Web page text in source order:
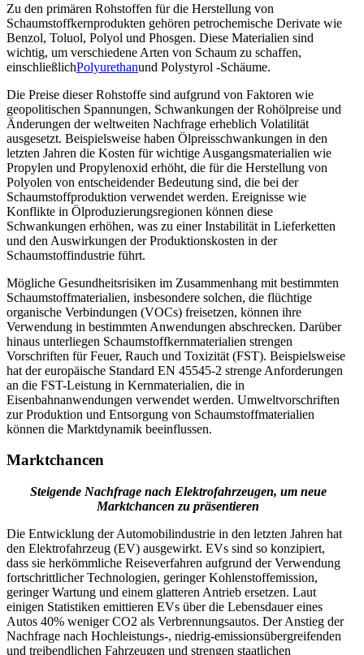
Zu den primären Rohstoffen für die Herstellung von
Schaumstoffkernprodukten gehören petrochemische Derivate wie
Benzol, Toluol, Polyol und Phosgen. Diese Materialien sind
wichtig, um verschiedene Arten von Schaum zu schaffen,
einschließlichPolyurethanund Polystyrol -Schäume.
Die Preise dieser Rohstoffe sind aufgrund von Faktoren wie
geopolitischen Spannungen, Schwankungen der Rohölpreise und
Änderungen der weltweiten Nachfrage erheblich Volatilität
ausgesetzt. Beispielsweise haben Ölpreisschwankungen in den
letzten Jahren die Kosten für wichtige Ausgangsmaterialien wie
Propylen und Propylenoxid erhöht, die für die Herstellung von
Polyolen von entscheidender Bedeutung sind, die bei der
Schaumstoffproduktion verwendet werden. Ereignisse wie
Konflikte in Ölproduzierungsregionen können diese
Schwankungen erhöhen, was zu einer Instabilität in Lieferketten
und den Auswirkungen der Produktionskosten in der
Schaumstoffindustrie führt.
Mögliche Gesundheitsrisiken im Zusammenhang mit bestimmten
Schaumstoffmaterialien, insbesondere solchen, die flüchtige
organische Verbindungen (VOCs) freisetzen, können ihre
Verwendung in bestimmten Anwendungen abschrecken. Darüber
hinaus unterliegen Schaumstoffkernmaterialien strengen
Vorschriften für Feuer, Rauch und Toxizität (FST). Beispielsweise
hat der europäische Standard EN 45545-2 strenge Anforderungen
an die FST-Leistung in Kernmaterialien, die in
Eisenbahnanwendungen verwendet werden. Umweltvorschriften
zur Produktion und Entsorgung von Schaumstoffmaterialien
können die Marktdynamik beeinflussen.
Marktchancen
Steigende Nachfrage nach Elektrofahrzeugen, um neue
Marktchancen zu präsentieren
Die Entwicklung der Automobilindustrie in den letzten Jahren hat
den Elektrofahrzeug (EV) ausgewirkt. EVs sind so konzipiert,
dass sie herkömmliche Reiseverfahren aufgrund der Verwendung
fortschrittlicher Technologien, geringer Kohlenstoffemission,
geringer Wartung und einem glatteren Antrieb ersetzen. Laut
einigen Statistiken emittieren EVs über die Lebensdauer eines
Autos 40% weniger CO2 als Verbrennungsautos. Der Anstieg der
Nachfrage nach Hochleistungs-, niedrig-emissionsübergreifenden
und treibendlichen Fahrzeugen und strengen staatlichen